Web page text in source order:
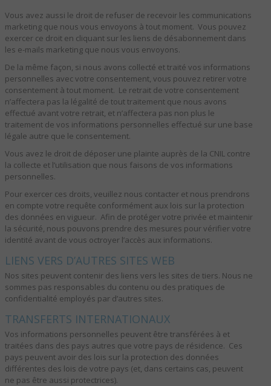
Vous avez aussi le droit de refuser de recevoir les communications
marketing que nous vous envoyons à tout moment. Vous pouvez
exercer ce droit en cliquant sur les liens de désabonnement dans
les e-mails marketing que nous vous envoyons.
De la même façon, si nous avons collecté et traité vos informations
personnelles avec votre consentement, vous pouvez retirer votre
consentement à tout moment. Le retrait de votre consentement
n’affectera pas la légalité de tout traitement que nous avons
effectué avant votre retrait, et n’affectera pas non plus le
traitement de vos informations personnelles effectué sur une base
légale autre que le consentement.
Vous avez le droit de déposer une plainte auprès de la CNIL contre
la collecte et l’utilisation que nous faisons de vos informations
personnelles.
Pour exercer ces droits, veuillez nous contacter et nous prendrons
en compte votre requête conformément aux lois sur la protection
des données en vigueur. Afin de protéger votre privée et maintenir
la sécurité, nous pouvons prendre des mesures pour vérifier votre
identité avant de vous octroyer l’accès aux informations.
LIENS VERS D’AUTRES SITES WEB
Nos sites peuvent contenir des liens vers les sites de tiers. Nous ne
sommes pas responsables du contenu ou des pratiques de
confidentialité employés par d’autres sites.
TRANSFERTS INTERNATIONAUX
Vos informations personnelles peuvent être transférées à et
traitées dans des pays autres que votre pays de résidence. Ces
pays peuvent avoir des lois sur la protection des données
différentes des lois de votre pays (et, dans certains cas, peuvent
ne pas être aussi protectrices).